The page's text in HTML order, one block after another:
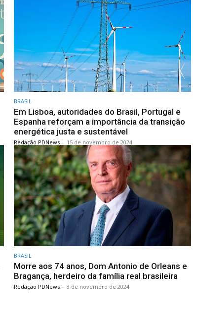
BRASIL
Em Lisboa, autoridades do Brasil, Portugal e
Espanha reforçam a importância da transição
energética justa e sustentável
Redação PDNews - 15 de novembro de 2024
BRASIL
Morre aos 74 anos, Dom Antonio de Orleans e
Bragança, herdeiro da família real brasileira
Redação PDNews - 8 de novembro de 2024